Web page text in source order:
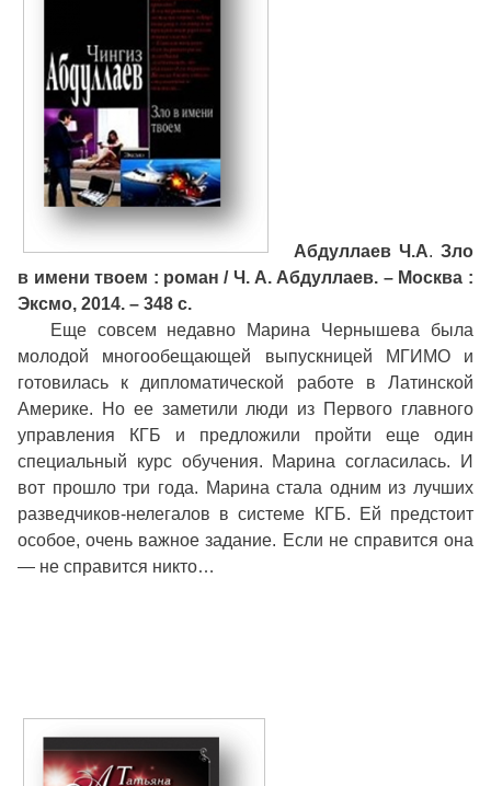
Абдуллаев Ч.А. Зло
в имени твоем : роман / Ч. А. Абдуллаев. – Москва :
Эксмо, 2014. – 348 с.
Еще совсем недавно Марина Чернышева была
молодой многообещающей выпускницей МГИМО и
готовилась к дипломатической работе в Латинской
Америке. Но ее заметили люди из Первого главного
управления КГБ и предложили пройти еще один
специальный курс обучения. Марина согласилась. И
вот прошло три года. Марина стала одним из лучших
разведчиков-нелегалов в системе КГБ. Ей предстоит
особое, очень важное задание. Если не справится она
— не справится никто…